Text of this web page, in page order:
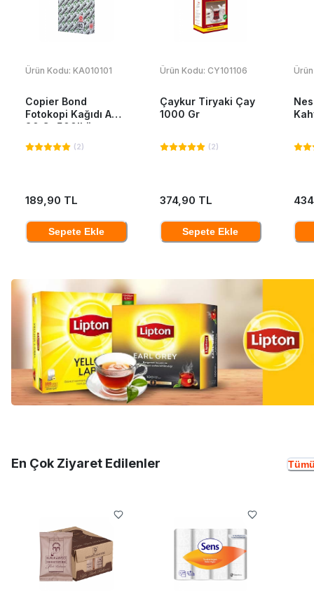
Ürün Kodu: KA010101
Copier Bond
Fotokopi Kağıdı A4
80 Gr 500'Lü
(2)
189,90 TL
Sepete Ekle
Ürün Kodu: CY101106
Çaykur Tiryaki Çay
1000 Gr
(2)
374,90 TL
Sepete Ekle
En Çok Ziyaret Edilenler